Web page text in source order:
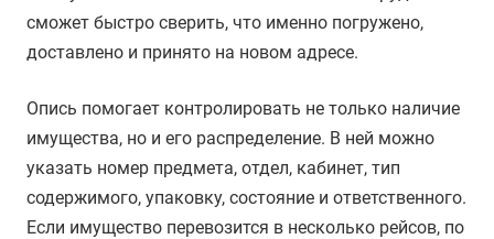
сможет быстро сверить, что именно погружено,
доставлено и принято на новом адресе.
Опись помогает контролировать не только наличие
имущества, но и его распределение. В ней можно
указать номер предмета, отдел, кабинет, тип
содержимого, упаковку, состояние и ответственного.
Если имущество перевозится в несколько рейсов, по